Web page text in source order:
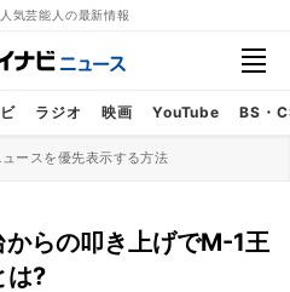
気芸能人の最新情報
ラジオ 映画 YouTube BS・
ースを優先表示する方法
らの叩き上げでM-1王
は?